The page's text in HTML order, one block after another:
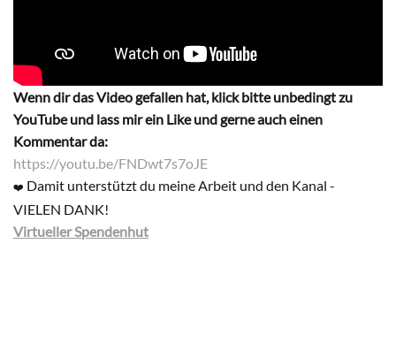
Wenn dir das Video gefallen hat, klick bitte unbedingt zu
YouTube und lass mir ein Like und gerne auch einen
Kommentar da:
https://youtu.be/FNDwt7s7oJE
❤️ Damit unterstützt du meine Arbeit und den Kanal -
VIELEN DANK!
Virtueller Spendenhut